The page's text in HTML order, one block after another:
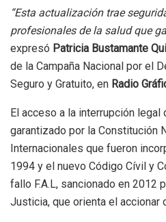
“Esta actualización trae
profesionales de la salud que
expresó Patricia Bustamante
de la Campaña Nacional por el
Seguro y Gratuito, en Radio
El acceso a la interrupción
garantizado por la Constitución
Internacionales que fueron
1994 y el nuevo Código Cívil y
fallo F.A.L, sancionado en 2012
Justicia, que orienta el accionar